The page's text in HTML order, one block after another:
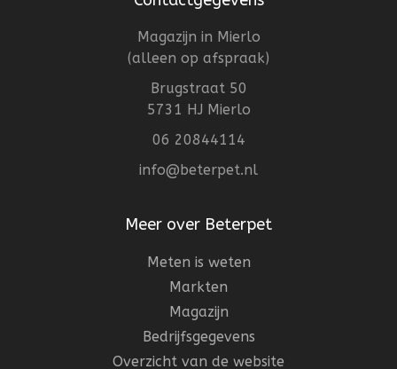
Magazijn in Mierlo
(alleen op afspraak)
Brugstraat 50
5731 HJ Mierlo
06 20844114
info@beterpet.nl
Meer over Beterpet
Meten is weten
Markten
Magazijn
Bedrijfsgegevens
Overzicht van de website